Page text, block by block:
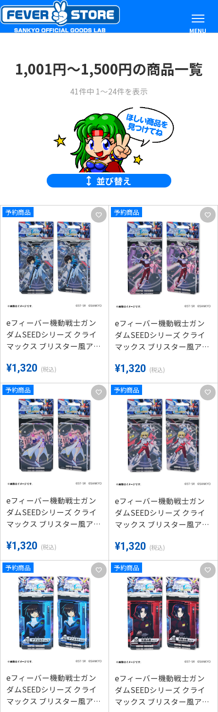
MENU
1,001円〜1,500円の商品一覧
41件中 1～24件を表示
並び替え
予約商品
eフィーバー機動戦士ガン
ダムSEEDシリーズ クライ
マックス ブリスター風アク
ラ）
¥1,320 (税込)
favorite 予約商品
eフィーバー機動戦士ガン
ダムSEEDシリーズ クライ
マックス ブリスター風アク
ラン）
¥1,320 (税込)
favorite
予約商品
eフィーバー機動戦士ガン
ダムSEEDシリーズ クライ
マックス ブリスター風アク
ス）
¥1,320 (税込)
favorite 予約商品
eフィーバー機動戦士ガン
ダムSEEDシリーズ クライ
マックス ブリスター風アク
リ）
¥1,320 (税込)
favorite
予約商品
eフィーバー機動戦士ガン
ダムSEEDシリーズ クライ
マックス ブリスター風アク
favorite 予約商品
eフィーバー機動戦士ガン
ダムSEEDシリーズ クライ
マックス ブリスター風アク
favorite